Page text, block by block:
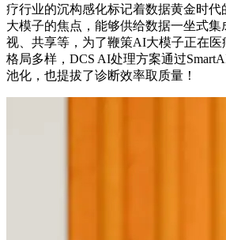
疗行业的沉构感化标记着数据黄金时
大模子的焦点，能够供给数据一坐式集
视、共享等，为了鞭策AI大模子正在医
格局多样，DCS AI处理方案通过
池化，也提拔了诊断效率取质量！